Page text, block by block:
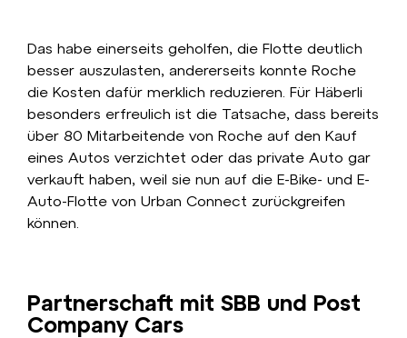
Das habe einerseits geholfen, die Flotte deutlich
besser auszulasten, andererseits konnte Roche
die Kosten dafür merklich reduzieren. Für Häberli
besonders erfreulich ist die Tatsache, dass bereits
über 80 Mitarbeitende von Roche auf den Kauf
eines Autos verzichtet oder das private Auto gar
verkauft haben, weil sie nun auf die E-Bike- und E-
Auto-Flotte von Urban Connect zurückgreifen
können.
Partnerschaft mit SBB und Post
Company Cars